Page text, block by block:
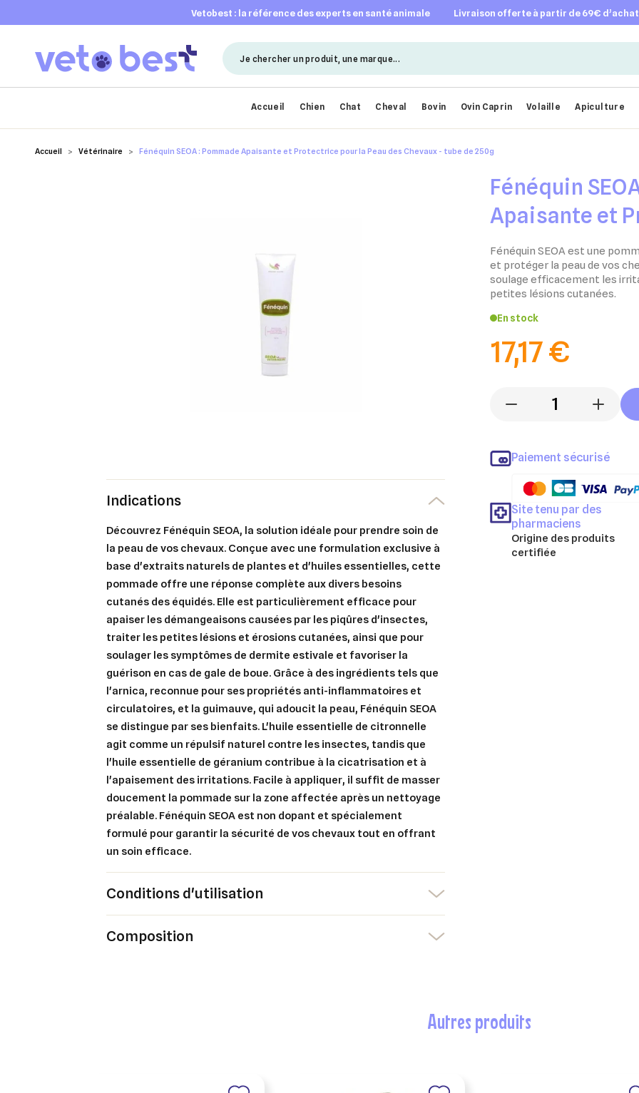
vetobest : la référence des experts en santé animale livraison offerte à partir de 69€
Accueil Chien Chat Cheval Bovin Ovin Caprin Volaille Apiculture
Accueil Vétérinaire Fénéquin SEOA : Pommade Apaisante et Protectrice pour la Peau des Chevaux - tube de 250g
Fénéquin
Apaisante et
Peau des
Fénéquin SEOA est une
et protéger la peau de vos
soulage efficacement les
petites lésions cutanées.
En stock
17,17 €
- +
Paiement sécurisé
Site tenu par des
pharmaciens
Origine des produits
certifiée
Indications
Découvrez Fénéquin SEOA, la solution idéale pour prendre soin de
la peau de vos chevaux. Conçue avec une formulation exclusive à
base d'extraits naturels de plantes et d'huiles essentielles, cette
pommade offre une réponse complète aux divers besoins
cutanés des équidés. Elle est particulièrement efficace pour
apaiser les démangeaisons causées par les piqûres d'insectes,
traiter les petites lésions et érosions cutanées, ainsi que pour
soulager les symptômes de dermite estivale et favoriser la
guérison en cas de gale de boue. Grâce à des ingrédients tels que
l'arnica, reconnue pour ses propriétés anti-inflammatoires et
circulatoires, et la guimauve, qui adoucit la peau, Fénéquin SEOA
se distingue par ses bienfaits. L'huile essentielle de citronnelle
agit comme un répulsif naturel contre les insectes, tandis que
l'huile essentielle de géranium contribue à la cicatrisation et à
l'apaisement des irritations. Facile à appliquer, il suffit de masser
doucement la pommade sur la zone affectée après un nettoyage
préalable. Fénéquin SEOA est non dopant et spécialement
formulé pour garantir la sécurité de vos chevaux tout en offrant
un soin efficace.
Conditions d'utilisation
Composition
autres produits
Ajouter à ma liste d'envies
Créer une liste d'envies
Annuler Créer une liste d'envies
Connexion